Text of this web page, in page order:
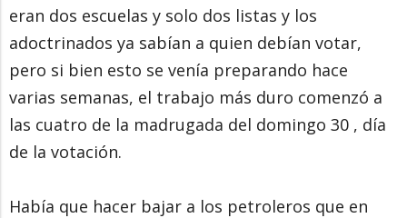
eran dos escuelas y solo dos listas y los
adoctrinados ya sabían a quien debían votar,
pero si bien esto se venía preparando hace
varias semanas, el trabajo más duro comenzó a
las cuatro de la madrugada del domingo 30 , día
de la votación.
Había que hacer bajar a los petroleros que en